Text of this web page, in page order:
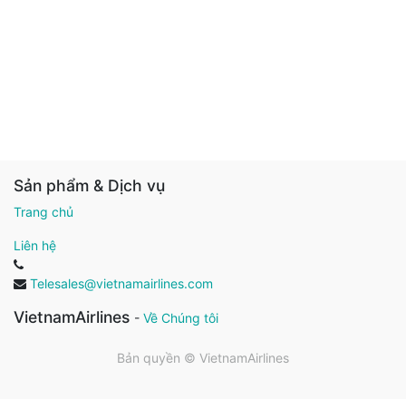
Sản phẩm & Dịch vụ
Trang chủ
Liên hệ
Telesales@vietnamairlines.com
VietnamAirlines - Về Chúng tôi
Bản quyền © VietnamAirlines